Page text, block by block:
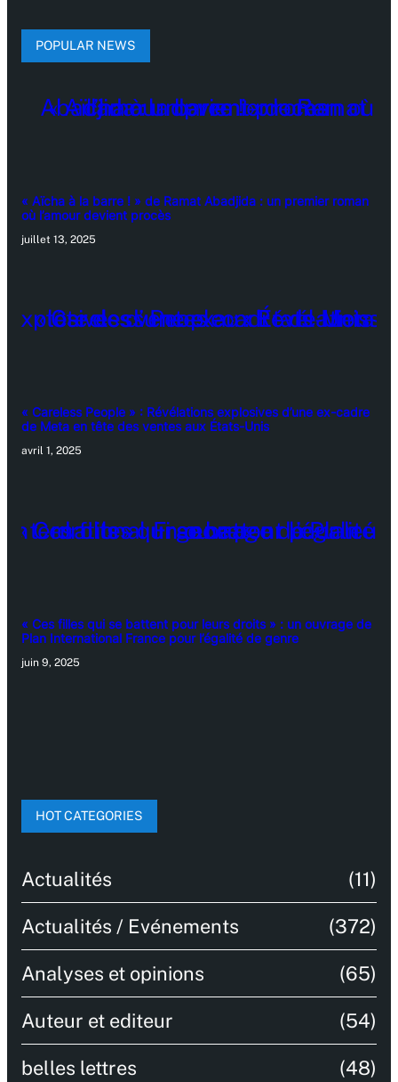
POPULAR NEWS
« Aïcha à la barre ! » de Ramat Abadjida : un premier roman
où l’amour devient procès
juillet 13, 2025
« Careless People » : Révélations explosives d’une ex-cadre
de Meta en tête des ventes aux États-Unis
avril 1, 2025
« Ces filles qui se battent pour leurs droits » : un ouvrage de
Plan International France pour l’égalité de genre
juin 9, 2025
HOT CATEGORIES
Actualités (11)
Actualités / Evénements (372)
Analyses et opinions (65)
Auteur et editeur (54)
belles lettres (48)